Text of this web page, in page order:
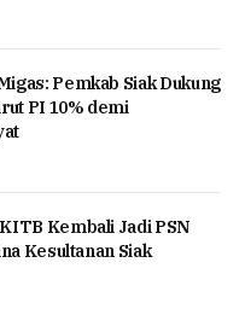
Pemkab Siak Dukung
PI 10% demi
Kembali Jadi PSN
Kesultanan Siak